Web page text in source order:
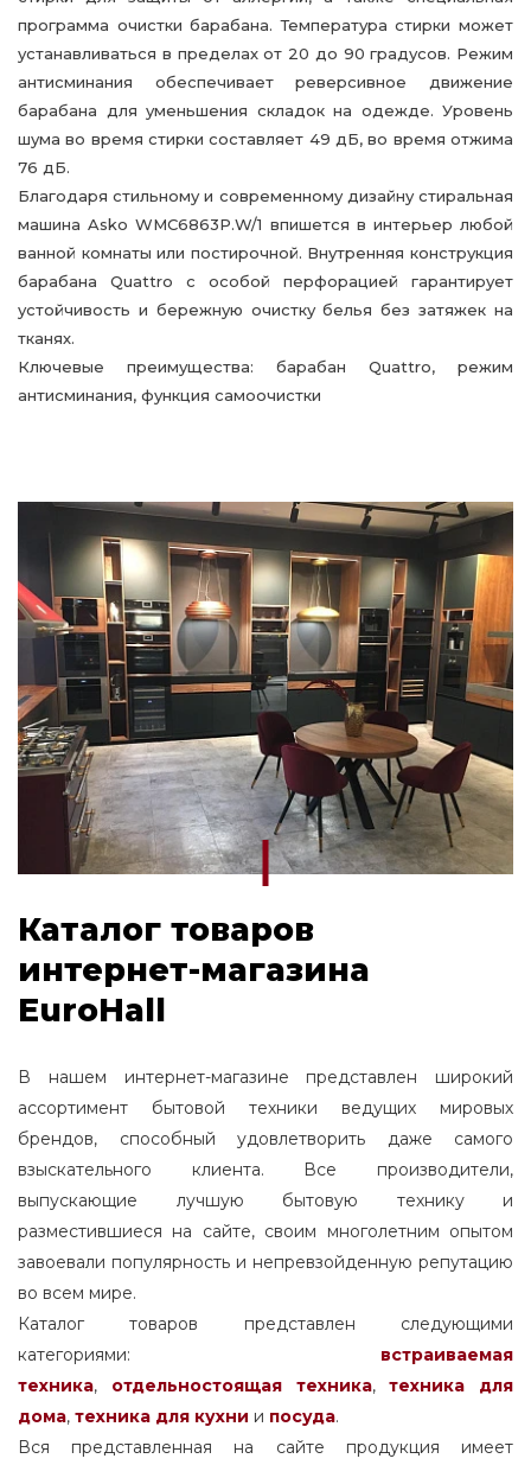
программа очистки барабана. Температура стирки может
устанавливаться в пределах от 20 до 90 градусов. Режим
антисминания обеспечивает реверсивное движение
барабана для уменьшения складок на одежде. Уровень
шума во время стирки составляет 49 дБ, во время отжима
76 дБ.
Благодаря стильному и современному дизайну стиральная
машина Asko WMC6863P.W/1 впишется в интерьер любой
ванной комнаты или постирочной. Внутренняя конструкция
барабана Quattro с особой перфорацией гарантирует
устойчивость и бережную очистку белья без затяжек на
тканях.
Ключевые преимущества: барабан Quattro, режим
антисминания, функция самоочистки
Каталог товаров
интернет-магазина
EuroHall
В нашем интернет-магазине представлен широкий
ассортимент бытовой техники ведущих мировых
брендов, способный удовлетворить даже самого
взыскательного клиента. Все производители,
выпускающие лучшую бытовую технику и
разместившиеся на сайте, своим многолетним опытом
завоевали популярность и непревзойденную репутацию
во всем мире.
Каталог товаров представлен следующими
категориями: встраиваемая
техника, отдельностоящаятехника,
техника для
дома, техника для кухни и посуда.
Вся представленная на сайте продукция имеет